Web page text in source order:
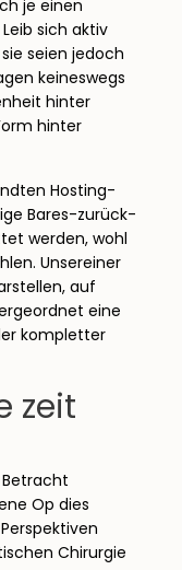
je einen
sich aktiv
seien jedoch
keineswegs
hinter
hinter
Hosting-
Bares-zurück-
werden, wohl
Unsereiner
auf
eine
kompletter
zeit
Op dies
Chirurgie